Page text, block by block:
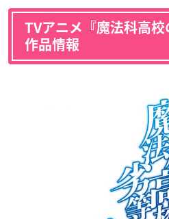
TVアニメ『魔法科高校
作品情報